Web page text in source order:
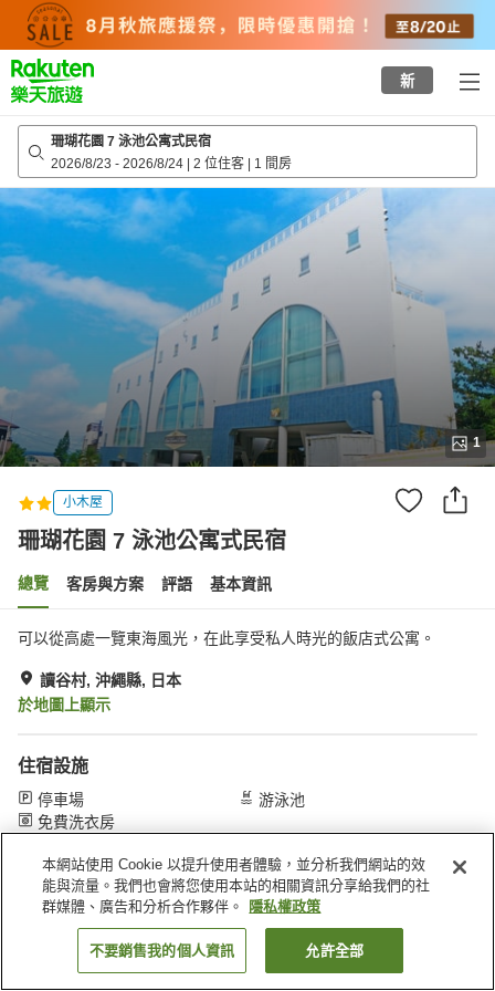
top
page
新
珊瑚花園 7 泳池公寓式民宿
2026/8/23 - 2026/8/24 | 2 位住客 | 1 間房
1
小木屋
珊瑚花園 7 泳池公寓式民宿
總覽 客房與方案 評語 基本資訊
可以從高處一覽東海風光，在此享受私人時光的飯店式公寓。
讀谷村, 沖繩縣, 日本
於地圖上顯示
住宿設施
停車場
游泳池
免費洗衣房
首頁 日本 沖繩縣 讀谷村 珊瑚花園 7 泳池公寓式民宿
找客房
本網站使用 Cookie 以提升使用者體驗，並分析我們網站的效
能與流量。我們也會將您使用本站的相關資訊分享給我們的社
群媒體、廣告和分析合作夥伴。
隱私權政策
不要銷售我的個人資訊 允許全部